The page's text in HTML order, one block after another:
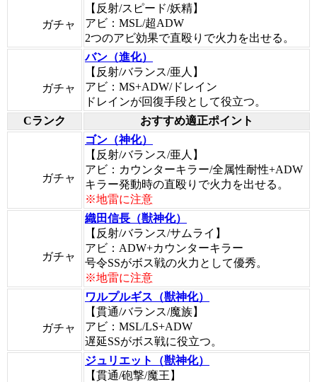
ガチャ
【反射/スピード/妖精】
アビ：MSL/超ADW
2つのアビ効果で直殴りで火力を出せる。
ガチャ
バン（進化）
【反射/バランス/亜人】
アビ：MS+ADW/ドレイン
ドレインが回復手段として役立つ。
Cランク
おすすめ適正ポイント
ガチャ
ゴン（神化）
【反射/バランス/亜人】
アビ：カウンターキラー/全属性耐性+ADW
キラー発動時の直殴りで火力を出せる。
※地雷に注意
ガチャ
織田信長（獣神化）
【反射/バランス/サムライ】
アビ：ADW+カウンターキラー
号令SSがボス戦の火力として優秀。
※地雷に注意
ガチャ
ワルプルギス（獣神化）
【貫通/バランス/魔族】
アビ：MSL/LS+ADW
遅延SSがボス戦に役立つ。
ジュリエット（獣神化）
【貫通/砲撃/魔王】